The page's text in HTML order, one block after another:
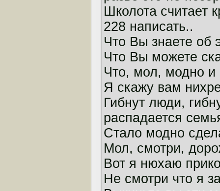
Школота считает
228 написать..
Что Вы знаете об
Что Вы можете
Что, мол, модно и
Я скажу вам
Гибнут люди,
распадается
Стало модно
Мол, смотри,
Вот я нюхаю
Не смотри что я